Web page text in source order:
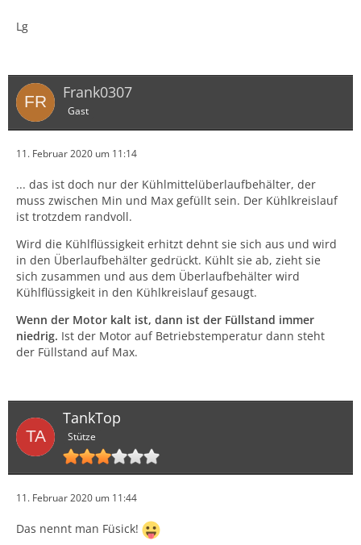
Lg
Frank0307
Gast
11. Februar 2020 um 11:14
... das ist doch nur der Kühlmittelüberlaufbehälter, der
muss zwischen Min und Max gefüllt sein. Der Kühlkreislauf
ist trotzdem randvoll.
Wird die Kühlflüssigkeit erhitzt dehnt sie sich aus und wird
in den Überlaufbehälter gedrückt. Kühlt sie ab, zieht sie
sich zusammen und aus dem Überlaufbehälter wird
Kühlflüssigkeit in den Kühlkreislauf gesaugt.
Wenn der Motor kalt ist, dann ist der Füllstand immer
niedrig. Ist der Motor auf Betriebstemperatur dann steht
der Füllstand auf Max.
TankTop
Stütze
11. Februar 2020 um 11:44
Das nennt man Füsick!